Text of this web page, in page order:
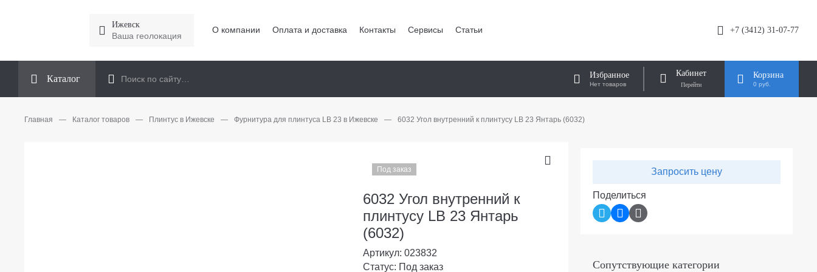
Ижевск
Ваша геолокация
О компании Оплата и доставка Контакты Сервисы Статьи +7 (3412) 31-07-77
Каталог Избранное
Нет товаров
Кабинет Корзина
0 руб.
Главная — Каталог товаров — Плинтус в Ижевске — Фурнитура для плинтуса LB 23 в Ижевске — 6032 Угол внутренний к плинтусу LB 23 Янтарь (6032)
Запросить цену
Поделиться
Сопутствующие категории
Под заказ
6032 Угол внутренний к
плинтусу LB 23 Янтарь
(6032)
Артикул: 023832
Статус: Под заказ